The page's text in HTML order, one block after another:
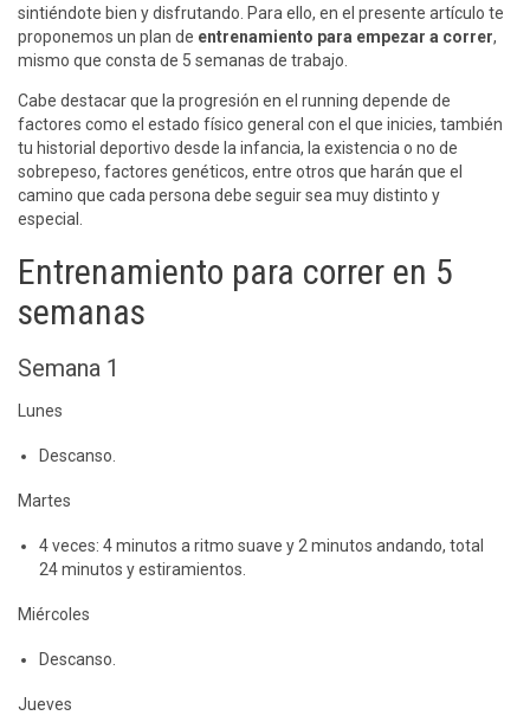
sintiéndote bien y disfrutando. Para ello, en el presente artículo te
proponemos un plan de entrenamiento para empezar a correr,
mismo que consta de 5 semanas de trabajo.
Cabe destacar que la progresión en el running depende de
factores como el estado físico general con el que inicies, también
tu historial deportivo desde la infancia, la existencia o no de
sobrepeso, factores genéticos, entre otros que harán que el
camino que cada persona debe seguir sea muy distinto y
especial.
Entrenamiento para correr en 5
semanas
Semana 1
Lunes
Descanso.
Martes
4 veces: 4 minutos a ritmo suave y 2 minutos andando, total
24 minutos y estiramientos.
Miércoles
Descanso.
Jueves